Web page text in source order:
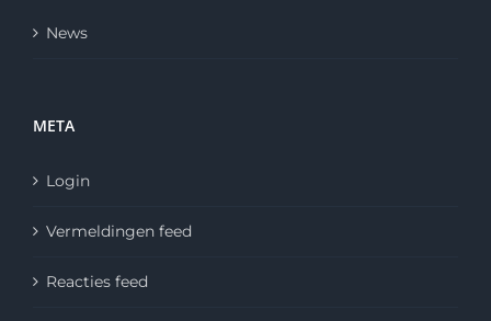
News
META
Login
Vermeldingen feed
Reacties feed